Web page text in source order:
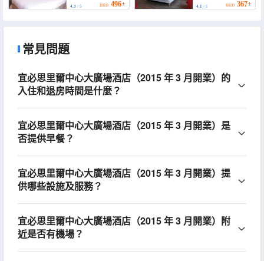
4.3 / 5 HKD 496+ 4.1/ 5 HKD 367+
常見問題
宜必思里爾中心大廣場酒店（2015 年 3 月開業）的
入住和退房時間是什麼？
宜必思里爾中心大廣場酒店（2015 年 3 月開業）是
否提供早餐？
宜必思里爾中心大廣場酒店（2015 年 3 月開業）提
供哪些設施及服務？
宜必思里爾中心大廣場酒店（2015 年 3 月開業）附
近是否有機場？